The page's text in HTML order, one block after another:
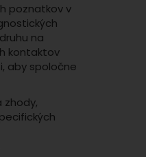
poznatkov v
na
kontaktov
aby spoločne
zhody,